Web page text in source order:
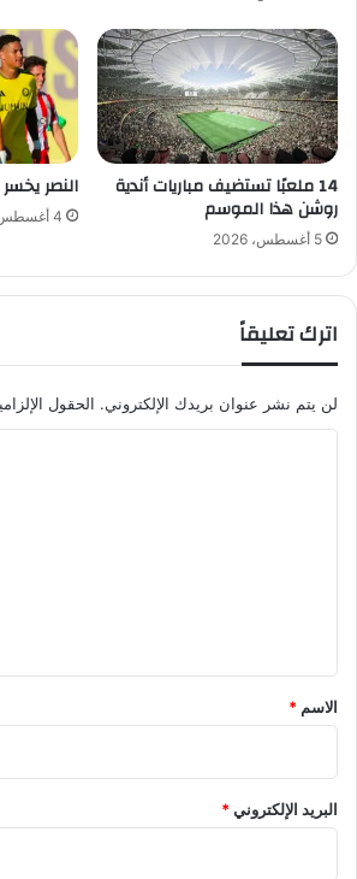
14 ملعبًا تستضيف مباريات أندية
روشن هذا الموسم
5 أغسطس، 2026
النصر
4 أغسطس، 2026
اترك تعليقاً
لن يتم نشر عنوان بريدك الإلكتروني. الحقول
*
الاسم *
البريد الإلكتروني*